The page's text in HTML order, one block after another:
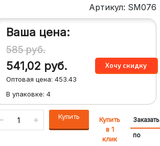
Артикул: SM076
Ваша цена:
585руб.
541,02 руб.
Оптовая цена:453.43
В упаковке:4
Купить
Купить
в 1
клик
Заказать
по